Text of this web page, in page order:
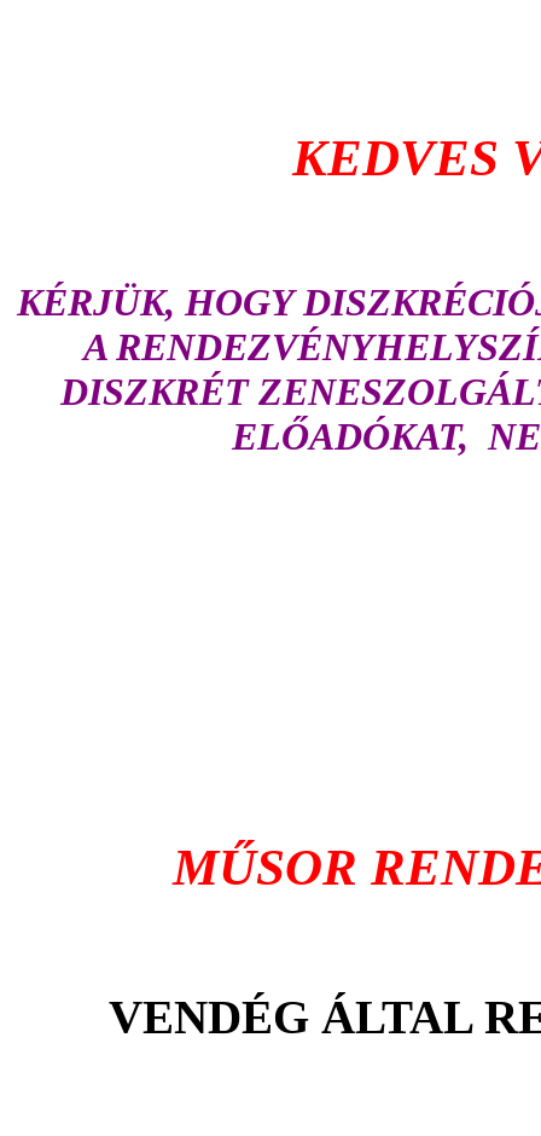
KEDVES
KÉRJÜK, HOGY
A
DISZKRÉT
ELŐADÓKAT,
MŰSOR
VENDÉG ÁLTAL